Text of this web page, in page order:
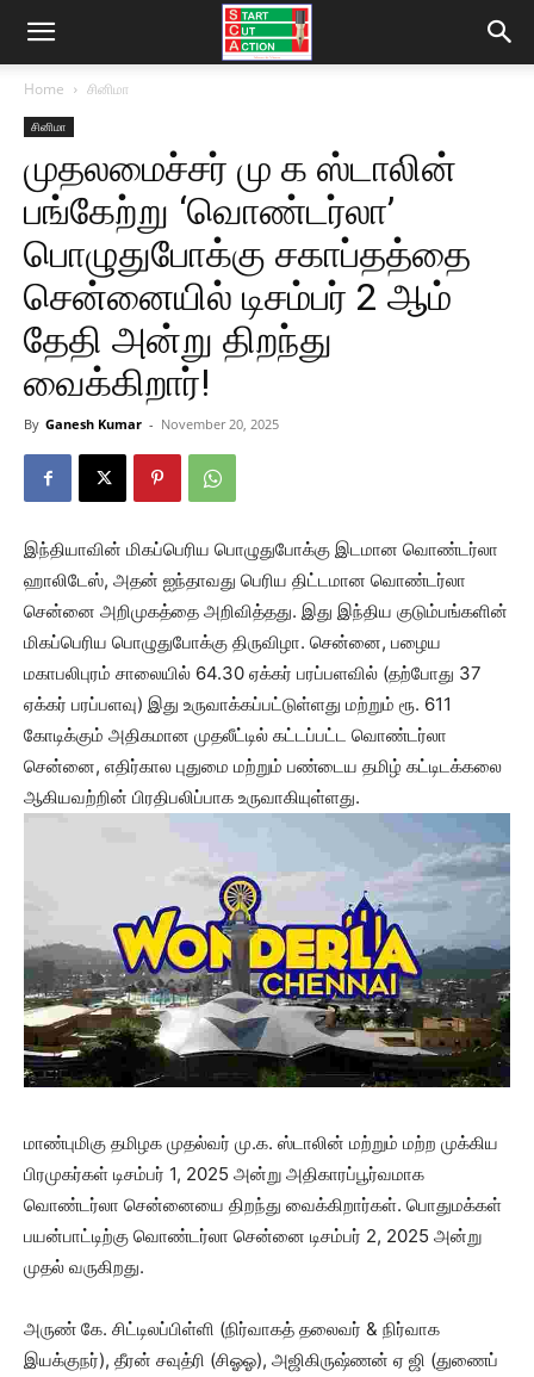
Home சினிமா
சினிமா
முதலமைச்சர் மு க ஸ்டாலின்
பங்கேற்று ‘வொண்டர்லா’
பொழுதுபோக்கு சகாப்தத்தை
சென்னையில் டிசம்பர் 2 ஆம்
தேதி அன்று திறந்து
வைக்கிறார்!
By Ganesh Kumar - November 20, 2025
இந்தியாவின் மிகப்பெரிய பொழுதுபோக்கு இடமான வொண்டர்லா
ஹாலிடேஸ், அதன் ஐந்தாவது பெரிய திட்டமான வொண்டர்லா
சென்னை அறிமுகத்தை அறிவித்தது. இது இந்திய குடும்பங்களின்
மிகப்பெரிய பொழுதுபோக்கு திருவிழா. சென்னை, பழைய
மகாபலிபுரம் சாலையில் 64.30 ஏக்கர் பரப்பளவில் (தற்போது 37
ஏக்கர் பரப்பளவு) இது உருவாக்கப்பட்டுள்ளது மற்றும் ரூ. 611
கோடிக்கும் அதிகமான முதலீட்டில் கட்டப்பட்ட வொண்டர்லா
சென்னை, எதிர்கால புதுமை மற்றும் பண்டைய தமிழ் கட்டிடக்கலை
ஆகியவற்றின் பிரதிபலிப்பாக உருவாகியுள்ளது.
மாண்புமிகு தமிழக முதல்வர் மு.க. ஸ்டாலின் மற்றும் மற்ற முக்கிய
பிரமுகர்கள் டிசம்பர் 1, 2025 அன்று அதிகாரப்பூர்வமாக
வொண்டர்லா சென்னையை திறந்து வைக்கிறார்கள். பொதுமக்கள்
பயன்பாட்டிற்கு வொண்டர்லா சென்னை டிசம்பர் 2, 2025 அன்று
முதல் வருகிறது.
அருண் கே. சிட்டிலப்பிள்ளி (நிர்வாகத் தலைவர் & நிர்வாக
இயக்குநர்), தீரன் சவுத்ரி (சிஓஓ), அஜிகிருஷ்ணன் ஏ ஜி (துணைப்